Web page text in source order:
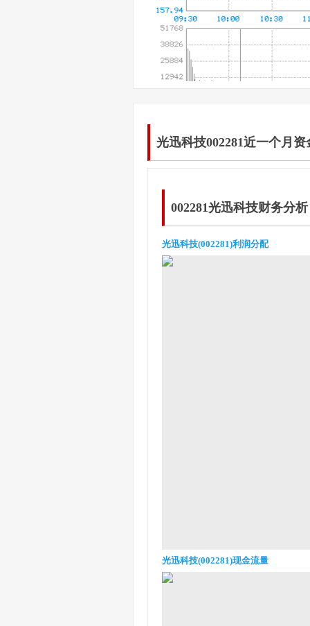
光迅科技002281近一个月资
002281光迅科技财务分析
光迅科技(002281)利润分配
光迅科技(002281)现金流量